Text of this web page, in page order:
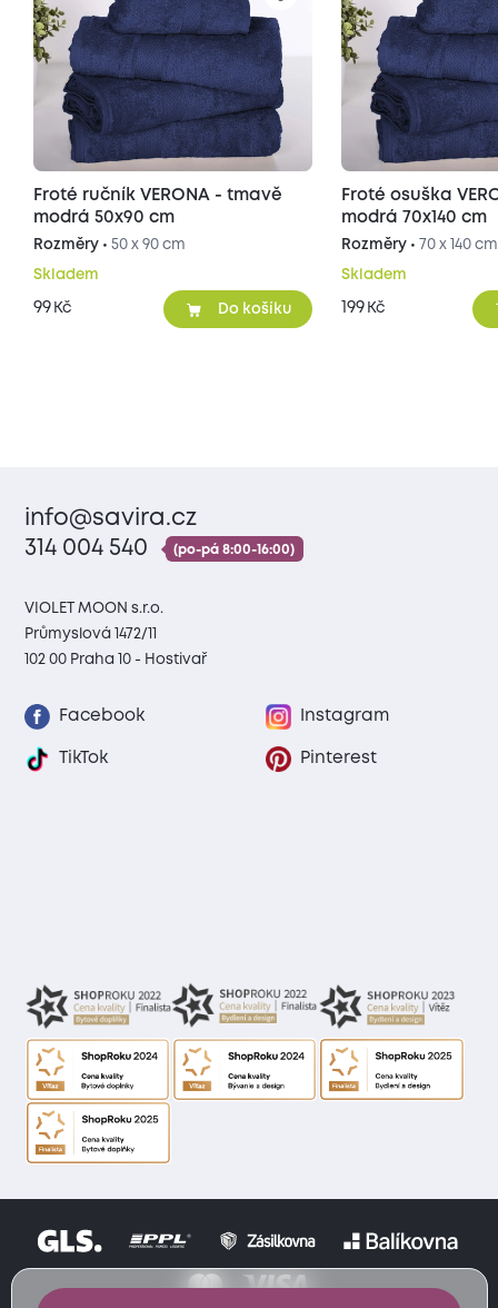
Froté ručník VERONA - tmavě
modrá 50x90 cm
Rozměry • 50 x 90 cm
Skladem
99 Kč Do košíku
Froté osuška
modrá 70x140 cm
Rozměry • 70 x 140 cm
Skladem
199 Kč
info@savira.cz
314 004 540
(po-pá 8:00-16:00)
VIOLET MOON s.r.o.
Průmyslová 1472/11
102 00 Praha 10 - Hostivař
Facebook Instagram
TikTok Pinterest